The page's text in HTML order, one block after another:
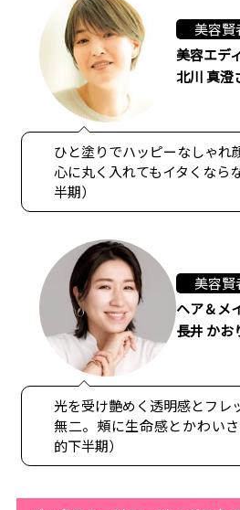
美容賢
美容エデ
北川 真澄
ひと塗りでハッピーなしゃれ
心に丸く入れてもイタくなら
半期）
美容賢
ヘア＆メ
長井 かお
光を受け艶めく透明感とフレ
無二。頰に生命感とかわい
的下半期）